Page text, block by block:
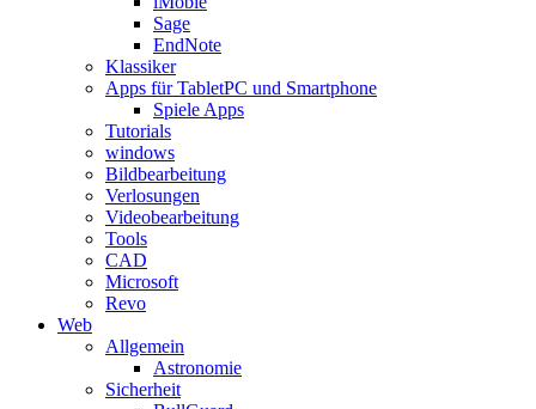
Sage
EndNote
Klassiker
Apps für TabletPC und Smartphone
Spiele Apps
Tutorials
windows
Bildbearbeitung
Verlosungen
Videobearbeitung
Tools
CAD
Microsoft
Revo
Web
Allgemein
Astronomie
Sicherheit